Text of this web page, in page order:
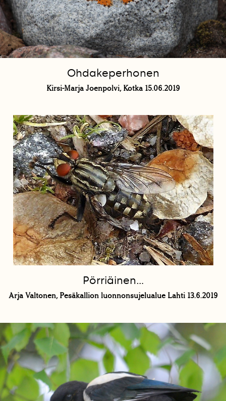
Ohdakeperhonen
Kirsi-Marja Joenpolvi, Kotka 15.06.2019
Pörriäinen...
Arja Valtonen, Pesäkallion luonnonsujelualue Lahti 13.6.2019